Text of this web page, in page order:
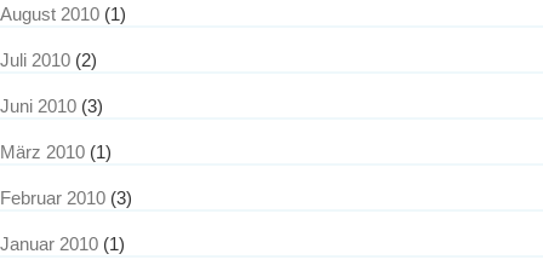
August 2010 (1)
Juli 2010 (2)
Juni 2010 (3)
März 2010 (1)
Februar 2010 (3)
Januar 2010 (1)